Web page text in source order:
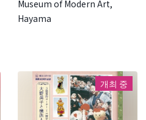
Museum of Modern Art,
Hayama
개최 중